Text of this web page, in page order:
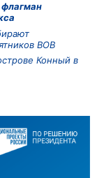
флагман
ВОВ
Конный в